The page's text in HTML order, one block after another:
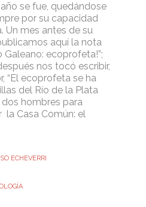
se fue, quedándose
por su capacidad
Un mes antes de su
aquí la nota
Galeano: ecoprofeta!”;
nos tocó escribir,
“El ecoprofeta se ha
del Río de la Plata
dos hombres para
la Casa Común: el
ECHEVERRI